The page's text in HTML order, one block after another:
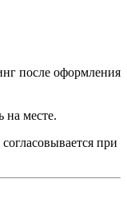
после оформления
месте.
согласовывается при